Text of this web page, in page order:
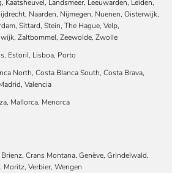
Landsmeer, Leeuwarden, Leiden,
Naarden, Nijmegen, Nuenen, Oisterwijk,
Sittard, Stein, The Hague, Velp,
Zaltbommel, Zeewolde, Zwolle
Estoril, Lisboa, Porto
North, Costa Blanca South, Costa Brava,
Valencia
Mallorca, Menorca
Crans Montana, Genève, Grindelwald,
Moritz, Verbier, Wengen